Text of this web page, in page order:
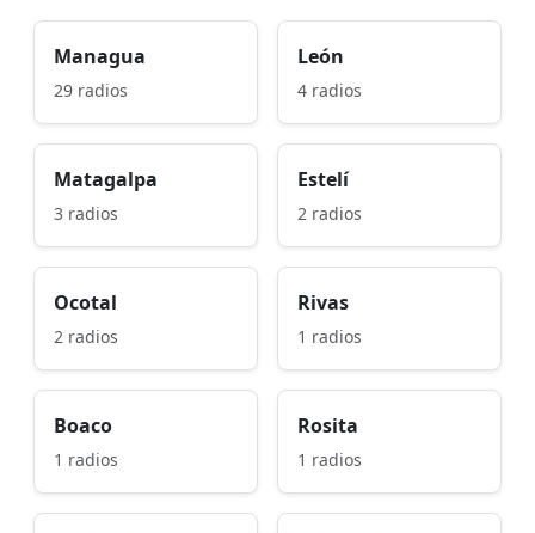
Managua
29 radios
León
4 radios
Matagalpa
3 radios
Estelí
2 radios
Ocotal
2 radios
Rivas
1 radios
Boaco
1 radios
Rosita
1 radios